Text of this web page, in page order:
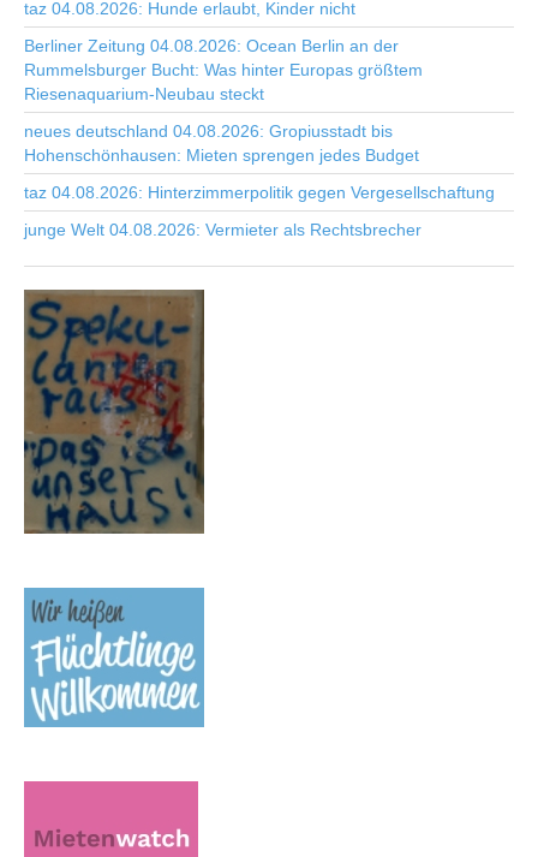
taz 04.08.2026: Hunde erlaubt, Kinder nicht
Berliner Zeitung 04.08.2026: Ocean Berlin an der
Rummelsburger Bucht: Was hinter Europas größtem
Riesenaquarium-Neubau steckt
neues deutschland 04.08.2026: Gropiusstadt bis
Hohenschönhausen: Mieten sprengen jedes Budget
taz 04.08.2026: Hinterzimmerpolitik gegen Vergesellschaftung
junge Welt 04.08.2026: Vermieter als Rechtsbrecher